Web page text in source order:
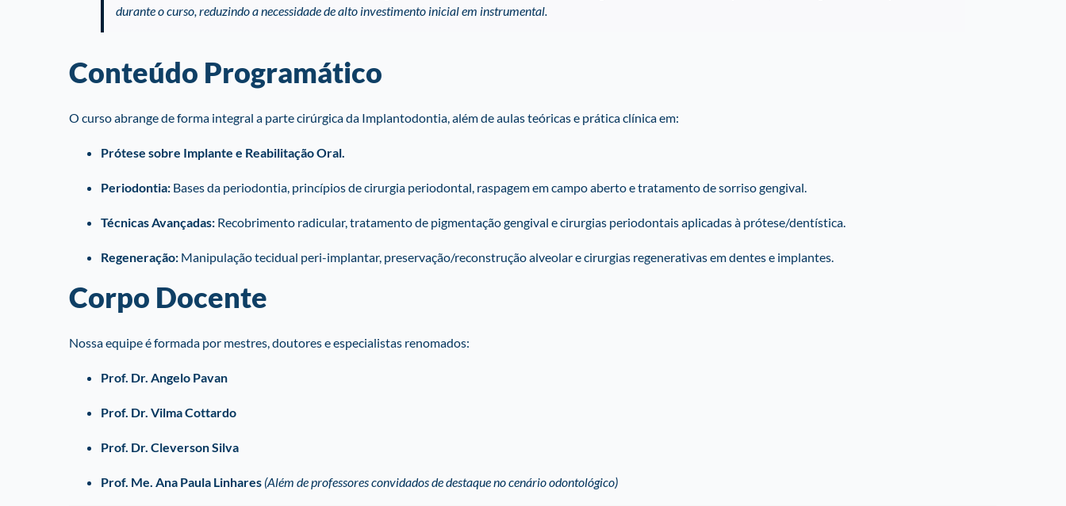
durante o curso, reduzindo a necessidade de alto investimento inicial em instrumental.
Conteúdo Programático
O curso abrange de forma integral a parte cirúrgica da Implantodontia, além de aulas teóricas e prática clínica em:
Prótese sobre Implante e Reabilitação Oral.
Periodontia:Bases da periodontia, princípios de cirurgia periodontal, raspagem em campo aberto e tratamento de sorriso gengival.
Técnicas Avançadas:Recobrimento radicular, tratamento de pigmentação gengival e cirurgias periodontais aplicadas à prótese/dentística.
Regeneração:Manipulação tecidual peri-implantar, preservação/reconstrução alveolar e cirurgias regenerativas em dentes e implantes.
Corpo Docente
Nossa equipe é formada por mestres, doutores e especialistas renomados:
Prof. Dr. Angelo Pavan
Prof. Dr. Vilma Cottardo
Prof. Dr. Cleverson Silva
Prof. Me. Ana Paula Linhares (Além de professores convidados de destaque no cenário odontológico)